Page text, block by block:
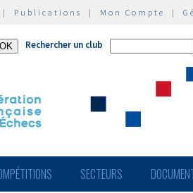
| Publications | Mon Compte |
Rechercher un club
SECTEURS